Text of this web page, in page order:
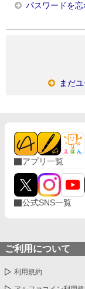
パスワードを
まだ
アプリ一覧
公式SNS一覧
ご利用について
利用規約